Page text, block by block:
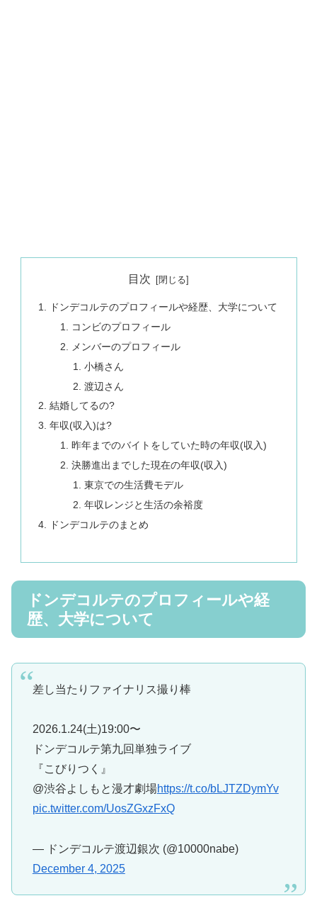
目次
ドンデコルテのプロフィールや経歴、大学について
コンビのプロフィール
メンバーのプロフィール
小橋さん
渡辺さん
結婚してるの?
年収(収入)は?
昨年までのバイトをしていた時の年収(収入)
決勝進出までした現在の年収(収入)
東京での生活費モデル
年収レンジと生活の余裕度
ドンデコルテのまとめ
ドンデコルテのプロフィールや経
歴、大学について
差し当たりファイナリス撮り棒
2026.1.24(土)19:00〜
ドンデコルテ第九回単独ライブ
『こびりつく』
@渋谷よしもと漫才劇場https://t.co/bLJTZDymYv
pic.twitter.com/UosZGxzFxQ
— ドンデコルテ渡辺銀次 (@10000nabe)
December 4, 2025